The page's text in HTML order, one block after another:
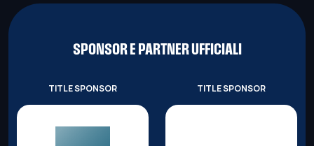
SPONSOR E PARTNER UFFICIALI
TITLE SPONSOR TITLE SPONSOR